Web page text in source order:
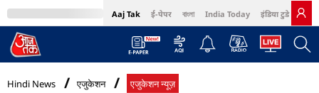
Aaj Tak ई-पेपर বাংলা India Today इंडिया टुडे हिंदी
MumbaiTak Cosmopolitan Harper's Bazaar Northeast
Hindi News एजुकेशन एजुकेशन न्यूज़